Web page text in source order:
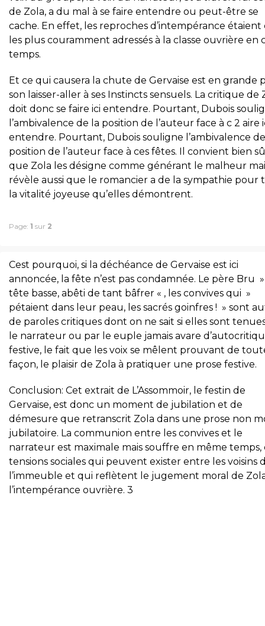
de Zola, a du mal à se faire entendre ou peut-être se
cache. En effet, les reproches d’intempérance étaient
les plus couramment adressés à la classe ouvrière en
temps.
Et ce qui causera la chute de Gervaise est en grande
son laisser-aller à ses Instincts sensuels. La critique de
doit donc se faire ici entendre. Pourtant, Dubois
l’ambivalence de la position de l’auteur face à c 2 aire
entendre. Pourtant, Dubois souligne l’ambivalence
position de l’auteur face à ces fêtes. Il convient bien
que Zola les désigne comme générant le malheur
révèle aussi que le romancier a de la sympathie pour
la vitalité joyeuse qu’elles démontrent.
Page: 1 sur 2
Cest pourquoi, si la déchéance de Gervaise est ici
annoncée, la fête n’est pas condamnée. Le père Bru
tête basse, abêti de tant bâfrer « , les convives qui »
pétaient dans leur peau, les sacrés goinfres ! » sont
de paroles critiques dont on ne sait si elles sont
le narrateur ou par le euple jamais avare
festive, le fait que les voix se mêlent prouvant de
façon, le plaisir de Zola à pratiquer une prose festive.
Conclusion: Cet extrait de L’Assommoir, le festin de
Gervaise, est donc un moment de jubilation et de
démesure que retranscrit Zola dans une prose non
jubilatoire. La communion entre les convives et le
narrateur est maximale mais souffre en même temps,
tensions sociales qui peuvent exister entre les voisins
l’immeuble et qui reflètent le jugement moral de
l’intempérance ouvrière. 3